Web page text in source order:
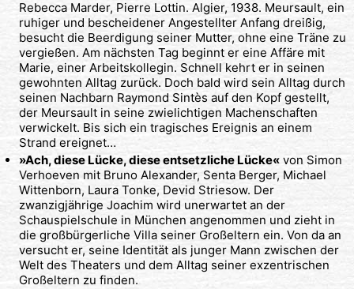
Rebecca Marder, Pierre Lottin. Algier, 1938. Meursault, ein
ruhiger und bescheidener Angestellter Anfang dreißig,
besucht die Beerdigung seiner Mutter, ohne eine Träne zu
vergießen. Am nächsten Tag beginnt er eine Affäre mit
Marie, einer Arbeitskollegin. Schnell kehrt er in seinen
gewohnten Alltag zurück. Doch bald wird sein Alltag durch
seinen Nachbarn Raymond Sintès auf den Kopf gestellt,
der Meursault in seine zwielichtigen Machenschaften
verwickelt. Bis sich ein tragisches Ereignis an einem
Strand ereignet…
»Ach, diese Lücke, diese entsetzliche Lücke«von Simon
Verhoeven mit Bruno Alexander, Senta Berger, Michael
Wittenborn, Laura Tonke, Devid Striesow. Der
zwanzigjährige Joachim wird unerwartet an der
Schauspielschule in München angenommen und zieht in
die großbürgerliche Villa seiner Großeltern ein. Von da an
versucht er, seine Identität als junger Mann zwischen der
Welt des Theaters und dem Alltag seiner exzentrischen
Großeltern zu finden.